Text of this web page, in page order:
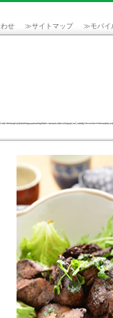
せ ≫サイトマップ ≫モバイ